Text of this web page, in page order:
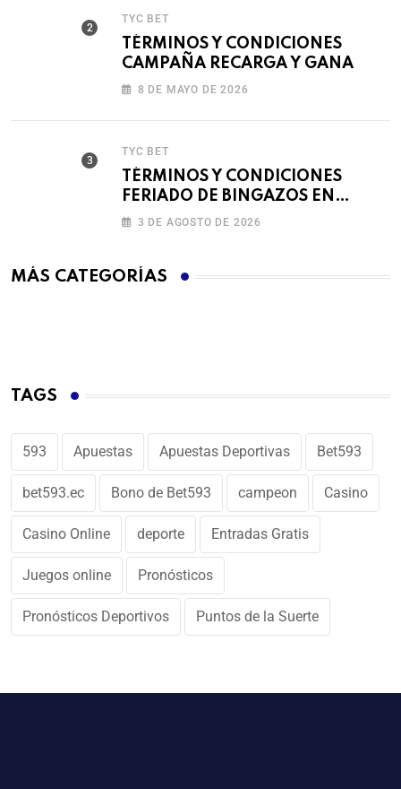
TYC BET
TÉRMINOS Y CONDICIONES
CAMPAÑA RECARGA Y GANA
8 DE MAYO DE 2026
TYC BET
TÉRMINOS Y CONDICIONES
FERIADO DE BINGAZOS EN
BET593
3 DE AGOSTO DE 2026
MÁS CATEGORÍAS
TAGS
593 Apuestas Apuestas Deportivas Bet593
bet593.ec Bono de Bet593 campeon Casino
Casino Online deporte Entradas Gratis
Juegos online Pronósticos
Pronósticos Deportivos Puntos de la Suerte